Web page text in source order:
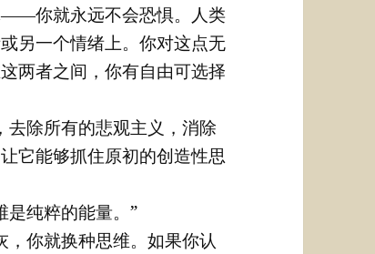
――你就永远不会恐惧。人类
另一个情绪上。你对这点无
两者之间，你有自由可选择
去除所有的悲观主义，消除
它能够抓住原初的创造性思
是纯粹的能量。”
你就换种思维。如果你认